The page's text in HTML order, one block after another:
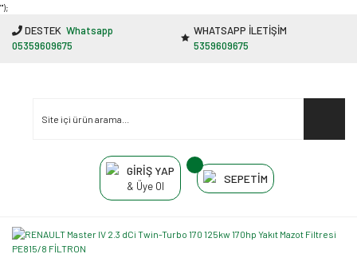
"');
DESTEK Whatsapp
05359609675
WHATSAPP İLETİŞİM
5359609675
GİRİŞ YAP
& Üye Ol
SEPETİM